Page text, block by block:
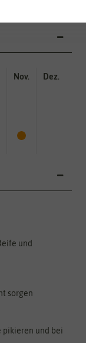
Nov. Dez.
und
sorgen
pikieren und bei